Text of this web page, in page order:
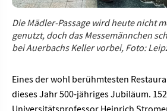
Die Mädler-Passage wird heute nicht
genutzt, doch das Messemännchen
bei Auerbachs Keller vorbei, Foto:
Eines der wohl berühmtesten
dieses Jahr 500-jähriges Jubiläum.